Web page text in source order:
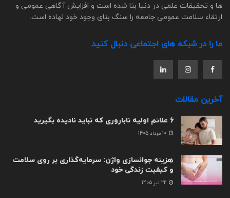
ها و تحقیقات علمی در دنیا بنا شده است و افزایش آگاهی عمومی و
ارتقاء سلامت عمومی جامعه را سنگ بنای وجود خود نهاده است.
ما را در شبکه های اجتماعی دنبال کنید
آخرین مقالات
6 علائم اولیه ناباروری که نباید نادیده بگیرید
هزینه جوانسازی واژن: سرمایه‌گذاری بر روی سلامت
و کیفیت زندگی خود